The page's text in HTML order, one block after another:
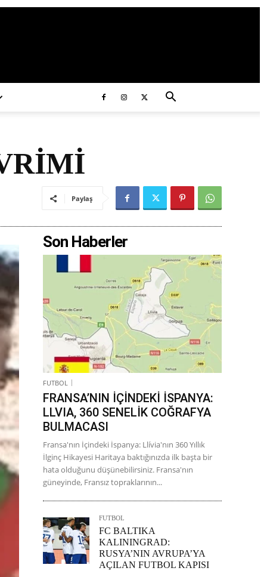
Paylaş
Son Haberler
FUTBOL
FRANSA’NIN İÇİNDEKİ İSPANYA:
LLVIA, 360 SENELİK COĞRAFYA
BULMACASI
Fransa'nın İçindeki İspanya: Llívia'nın 360 Yıllık
İlginç Hikayesi Haritaya baktığınızda ilk başta bir
hata olduğunu düşünebilirsiniz. Fransa'nın
güneyinde, Fransız topraklarının...
FUTBOL
FC BALTIKA
KALININGRAD:
RUSYA’NIN AVRUPA’YA
AÇILAN FUTBOL KAPISI